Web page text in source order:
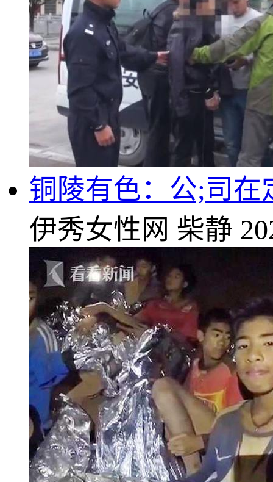
铜陵有色：公;司
伊秀女性网 柴静